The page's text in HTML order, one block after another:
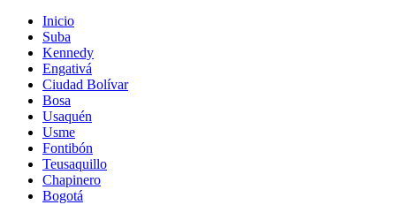
Inicio
Suba
Kennedy
Engativá
Ciudad Bolívar
Bosa
Usaquén
Usme
Fontibón
Teusaquillo
Chapinero
Bogotá